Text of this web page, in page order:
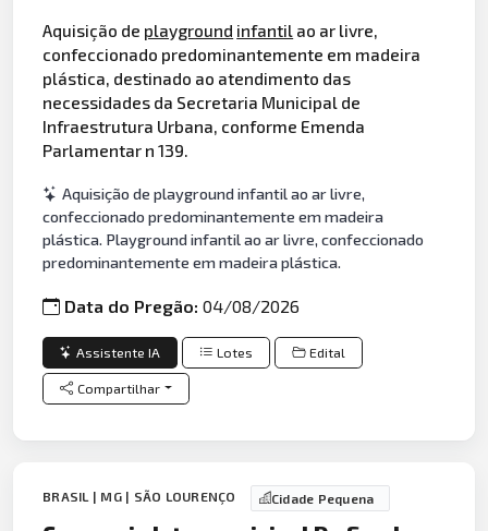
Aquisição de playground infantil ao ar livre,
confeccionado predominantemente em madeira
plástica, destinado ao atendimento das
necessidades da Secretaria Municipal de
Infraestrutura Urbana, conforme Emenda
Parlamentar n 139.
Aquisição de playground infantil ao ar livre,
confeccionado predominantemente em madeira
plástica. Playground infantil ao ar livre, confeccionado
predominantemente em madeira plástica.
Data do Pregão:04/08/2026
Assistente IA Lotes Edital
Compartilhar
BRASIL | MG | SÃO LOURENÇO Cidade Pequena